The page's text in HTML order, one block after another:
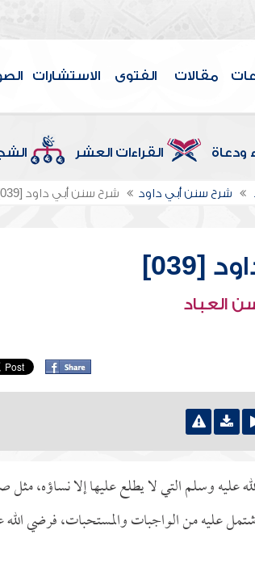
مقالات الفتوى الاستشارات
ودعاة القراءات العشر
شرح سنن أبي داود شرح سنن أبي داود [039]
[039]
العباد
عليه وسلم التي لا يطلع عليها إلا نساؤه،
عليه من الواجبات والمستحبات، فرضي